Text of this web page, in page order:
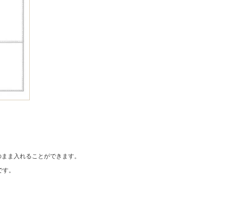
ま入れることができます。
。